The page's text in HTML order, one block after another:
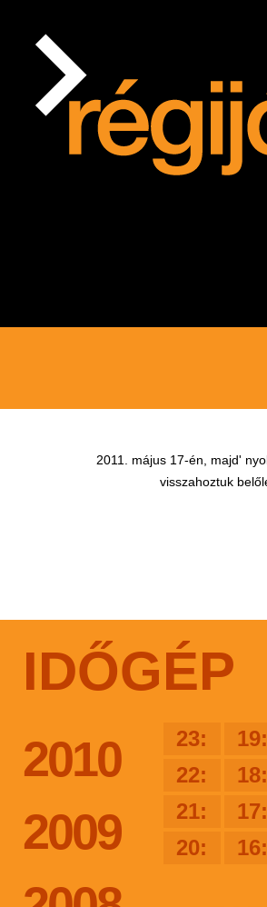
2011. május 17-én, majd'
visszahoztuk
IDŐGÉP
2010
2009
23: 19:
22:
18:
21:
17:
20:
16: